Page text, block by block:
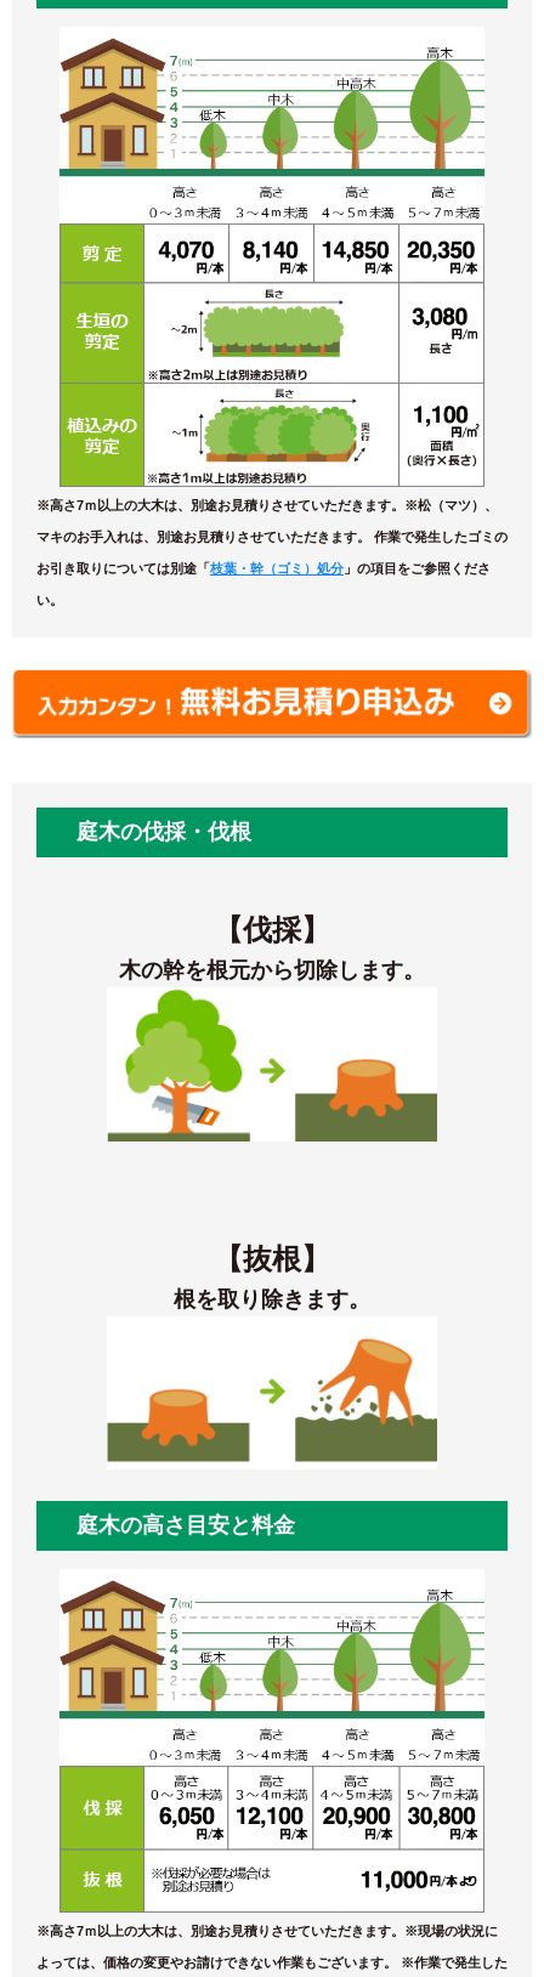
※高さ7ｍ以上の大木は、別途お見積りさせていただきます。※松（マツ）、
マキのお手入れは、別途お見積りさせていただきます。 作業で発生したゴミの
お引き取りについては別途「 枝葉・幹（ゴミ）処分 」の項目をご参照くださ
い。
庭木の伐採・伐根
【伐採】
木の幹を根元から切除します。
【抜根】
根を取り除きます。
庭木の高さ目安と料金
※高さ7ｍ以上の大木は、別途お見積りさせていただきます。※現場の状況に
よっては、価格の変更やお請けできない作業もございます。 ※作業で発生した